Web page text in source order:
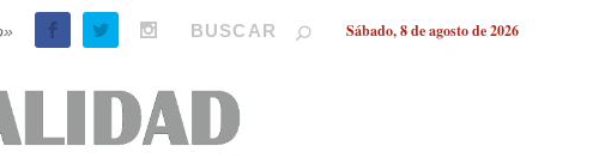
Sábado, 8 de agosto de 2026